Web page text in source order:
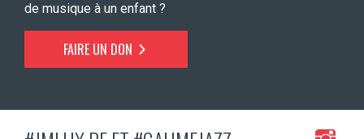
de musique à un enfant ?
FAIRE UN DON